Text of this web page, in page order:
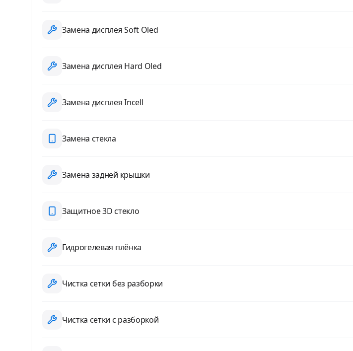
Замена дисплея Soft Oled
Замена дисплея Hard Oled
Замена дисплея Incell
Замена стекла
Замена задней крышки
Защитное 3D стекло
Гидрогелевая плёнка
Чистка сетки без разборки
Чистка сетки с разборкой